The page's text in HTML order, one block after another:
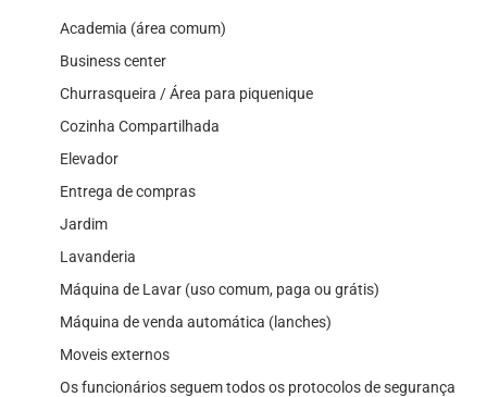
Academia (área comum)
Business center
Churrasqueira / Área para piquenique
Cozinha Compartilhada
Elevador
Entrega de compras
Jardim
Lavanderia
Máquina de Lavar (uso comum, paga ou grátis)
Máquina de venda automática (lanches)
Moveis externos
Os funcionários seguem todos os protocolos de segurança